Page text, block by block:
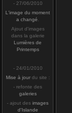
- 27/06/2010
L'image du moment
a changé
Ajout d'images
dans la galerie
Lumières de
Printemps
- 24/01/2010
Mise à jourdu site :
- refonte des
galeries
- ajout des images
d'Islande